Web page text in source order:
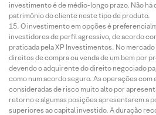
investimento é de médio-longo prazo. Não há
patrimônio do cliente neste tipo de produto.
O investimento em opções é
investidores de perfil agressivo, de acordo
praticada pela XP Investimentos. No
direitos de compra ou venda de um bem por
devendo o adquirente do direito negociado
como num acordo seguro. As operações com
consideradas de risco muito alto por
retorno e algumas posições apresentarem a
superiores ao capital investido. A duração